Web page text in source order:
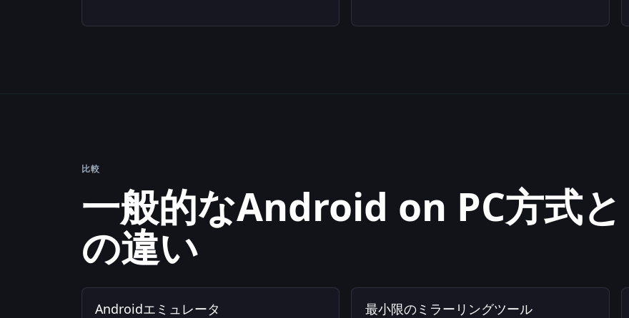
比較
一般的なAndroid on PC方式と
の違い
Androidエミュレータ 最小限のミラーリングツール